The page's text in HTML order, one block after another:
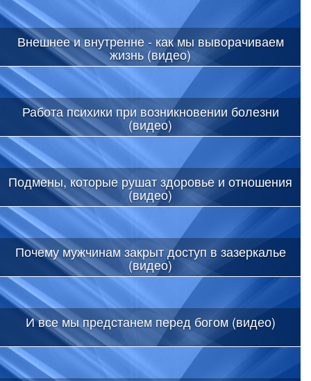
Внешнее и внутренне - как мы выворачиваем
жизнь (видео)
Работа психики при возникновении болезни
(видео)
Подмены, которые рушат здоровье и отношения
(видео)
Почему мужчинам закрыт доступ в зазеркалье
(видео)
И все мы предстанем перед богом (видео)